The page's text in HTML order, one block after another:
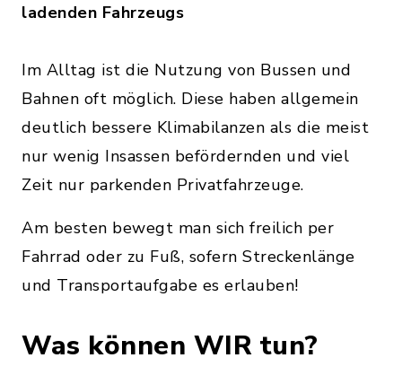
ladenden Fahrzeugs
Im Alltag ist die Nutzung von Bussen und
Bahnen oft möglich. Diese haben allgemein
deutlich bessere Klimabilanzen als die meist
nur wenig Insassen befördernden und viel
Zeit nur parkenden Privatfahrzeuge.
Am besten bewegt man sich freilich per
Fahrrad oder zu Fuß, sofern Streckenlänge
und Transportaufgabe es erlauben!
Was können WIR tun?